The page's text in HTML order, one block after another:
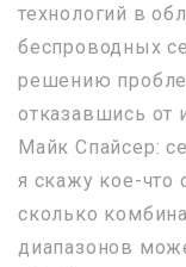
технологий в
беспроводных
решению
отказавшись от
Майк Спайсер:
я скажу кое-что
сколько
диапазонов